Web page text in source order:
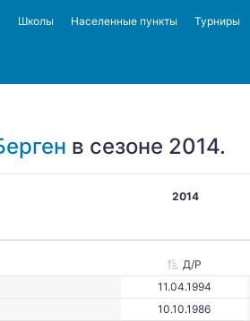
Школы Населенные пункты Турниры
в сезоне 2014.
2014
Д/Р
11.04.1994
10.10.1986